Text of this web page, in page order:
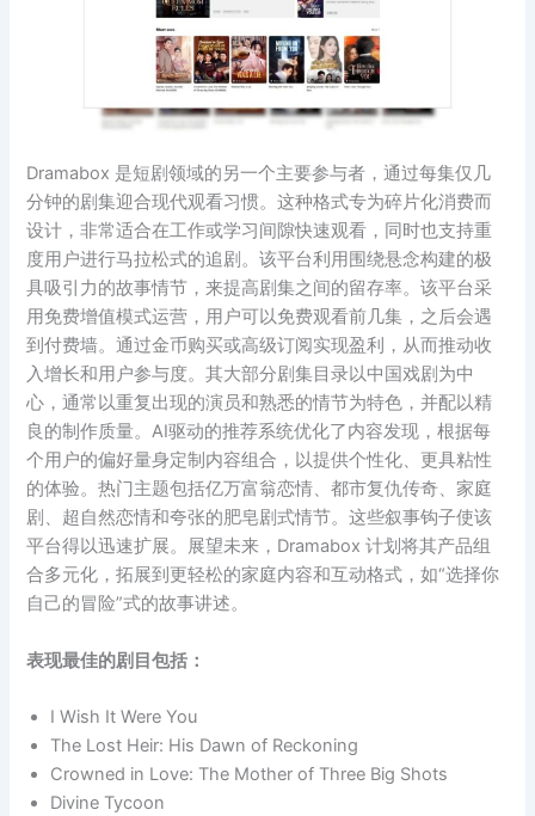
Dramabox 是短剧领域的另一个主要参与者，通过每集仅几
分钟的剧集迎合现代观看习惯。这种格式专为碎片化消费而
设计，非常适合在工作或学习间隙快速观看，同时也支持重
度用户进行马拉松式的追剧。该平台利用围绕悬念构建的极
具吸引力的故事情节，来提高剧集之间的留存率。该平台采
用免费增值模式运营，用户可以免费观看前几集，之后会遇
到付费墙。通过金币购买或高级订阅实现盈利，从而推动收
入增长和用户参与度。其大部分剧集目录以中国戏剧为中
心，通常以重复出现的演员和熟悉的情节为特色，并配以精
良的制作质量。AI驱动的推荐系统优化了内容发现，根据每
个用户的偏好量身定制内容组合，以提供个性化、更具粘性
的体验。热门主题包括亿万富翁恋情、都市复仇传奇、家庭
剧、超自然恋情和夸张的肥皂剧式情节。这些叙事钩子使该
平台得以迅速扩展。展望未来，Dramabox 计划将其产品组
合多元化，拓展到更轻松的家庭内容和互动格式，如“选择你
自己的冒险”式的故事讲述。
表现最佳的剧目包括：
I Wish It Were You
The Lost Heir: His Dawn of Reckoning
Crowned in Love: The Mother of Three Big Shots
Divine Tycoon